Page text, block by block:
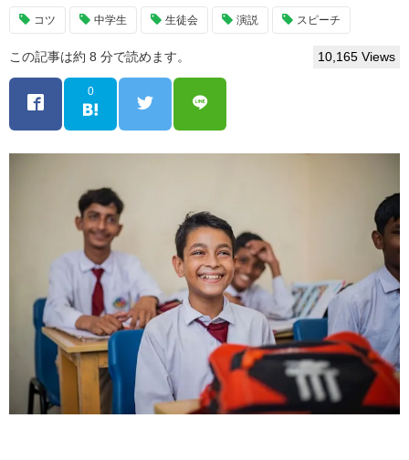
コツ 中学生 生徒会 演説 スピーチ
この記事は約 8 分で読めます。 10,165 Views
0